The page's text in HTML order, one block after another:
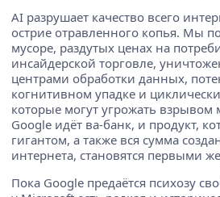
AI разрушает качество всего
острие отравленного копья. Мы
мусоре, раздутых ценах на
инсайдерской торговле,
центрами обработки данных,
когнитивном упадке и
которые могут угрожать
Google идёт ва-банк, и продукт,
гигантом, а также вся сумма
интернета, становятся первыми
Пока Google предаётся психозу